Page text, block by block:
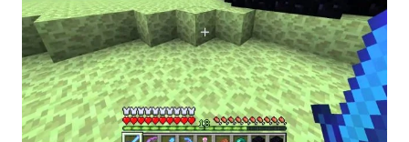
MINECRAFT
:
D7OOMY999